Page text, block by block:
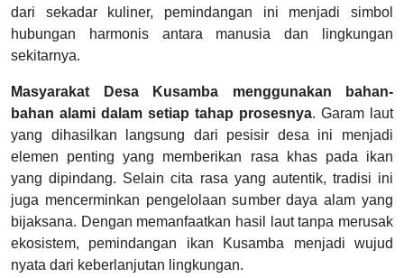
dari sekadar kuliner, pemindangan ini menjadi simbol
hubungan harmonis antara manusia dan lingkungan
sekitarnya.
Masyarakat Desa Kusamba menggunakan bahan-
bahan alami dalam setiap tahap prosesnya. Garam laut
yang dihasilkan langsung dari pesisir desa ini menjadi
elemen penting yang memberikan rasa khas pada ikan
yang dipindang. Selain cita rasa yang autentik, tradisi ini
juga mencerminkan pengelolaan sumber daya alam yang
bijaksana. Dengan memanfaatkan hasil laut tanpa merusak
ekosistem, pemindangan ikan Kusamba menjadi wujud
nyata dari keberlanjutan lingkungan.